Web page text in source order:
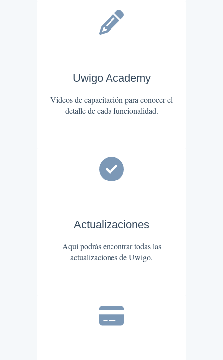
Uwigo Academy
Videos de capacitación para conocer el
detalle de cada funcionalidad.
Actualizaciones
Aquí podrás encontrar todas las
actualizaciones de Uwigo.